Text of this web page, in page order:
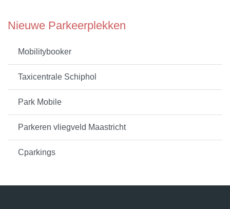
Nieuwe Parkeerplekken
Mobilitybooker
Taxicentrale Schiphol
Park Mobile
Parkeren vliegveld Maastricht
Cparkings